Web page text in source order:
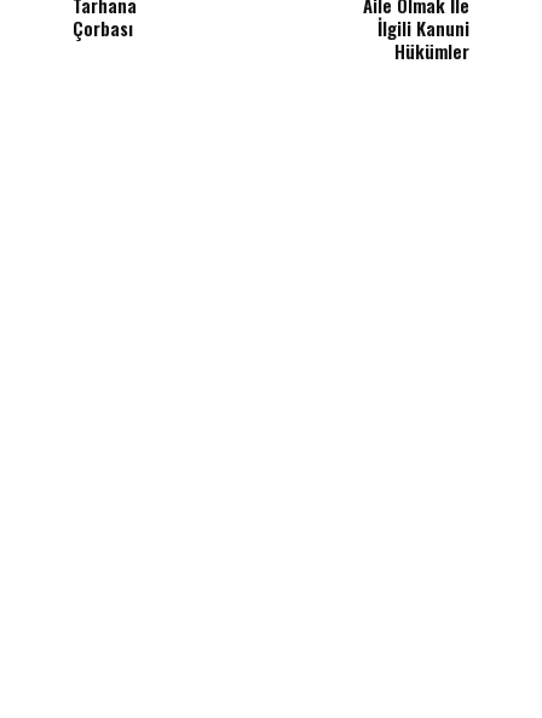
Çorbası
İlgili Kanuni
Hükümler